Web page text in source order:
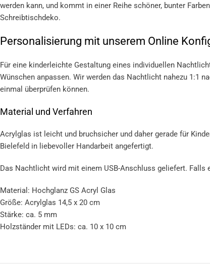
werden kann, und kommt in einer Reihe schöner, bunter
Schreibtischdeko.
Personalisierung mit unserem Online
Für eine kinderleichte Gestaltung eines individuellen
Wünschen anpassen. Wir werden das Nachtlicht nahezu 1:1
einmal überprüfen können.
Material und Verfahren
Acrylglas ist leicht und bruchsicher und daher gerade für
Bielefeld in liebevoller Handarbeit angefertigt.
Das Nachtlicht wird mit einem USB-Anschluss geliefert.
Material: Hochglanz GS Acryl Glas
Größe: Acrylglas 14,5 x 20 cm
Stärke: ca. 5 mm
Holzständer mit LEDs: ca. 10 x 10 cm